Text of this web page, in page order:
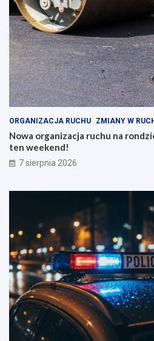
ORGANIZACJA RUCHU ZMIANY W
Nowa organizacja ruchu na
ten weekend!
7 sierpnia 2026